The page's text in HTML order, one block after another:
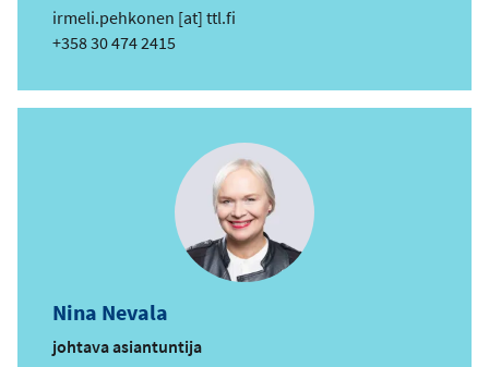
s
ä
k
o
i
irmeli.pehkonen [at] ttl.fi
Puhelin
+358 30 474 2415
Nina Nevala
johtava asiantuntija